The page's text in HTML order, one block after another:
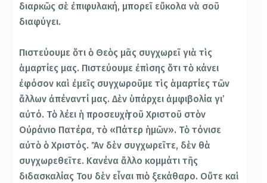
διαρκῶς σὲ ἐπιφυλακή, μπορεῖ εὔκολα νὰ σοῦ
διαφύγει.
Πιστεύουμε ὅτι ὁ Θεὸς μᾶς συγχωρεῖ γιὰ τὶς
ἁμαρτίες μας. Πιστεύουμε ἐπὶσης ὅτι τὸ κάνει
ἐφόσον καὶ ἐμεῖς συγχωροῦμε τὶς ἁμαρτίες τῶν
ἄλλων ἀπέναντί μας. Δὲν ὑπάρχει ἀμφιβολία γι’
αὐτό. Τὸ λέει ἡ προσευχὴ τοῦ Χριστοῦ στὸν
Οὐράνιο Πατέρα, τὸ «Πάτερ ἡμῶν». Τὸ τόνισε
αὐτὸ ὁ Χριστός. Ἂν δὲν συγχωρεῖτε, δὲν θὰ
συγχωρεθεῖτε. Κανένα ἄλλο κομμάτι τῆς
διδασκαλίας Του δὲν εἶναι πιὸ ξεκάθαρο. Οὔτε καὶ